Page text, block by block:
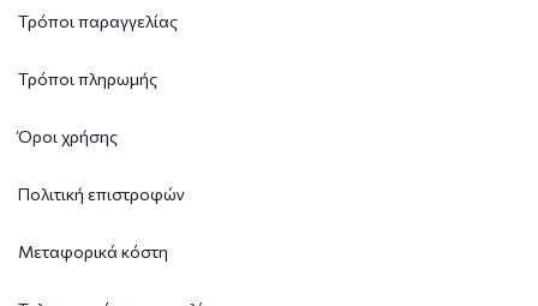
Τρόποι παραγγελίας
Τρόποι πληρωμής
Όροι χρήσης
Πολιτική επιστροφών
Μεταφορικά κόστη